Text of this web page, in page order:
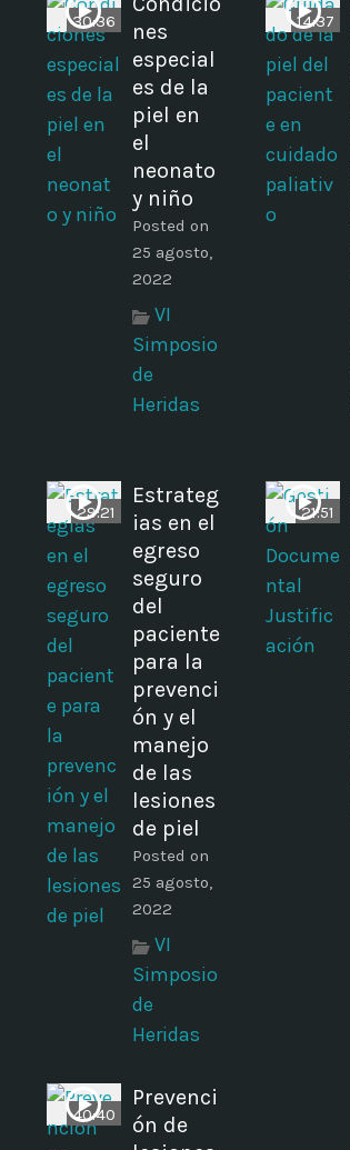
30:36
nes
especial
es de la
piel en
el
neonato
y niño
Posted on
25 agosto,
2022
VI
Simposio
de
Heridas
14:37
29:21
Estrateg
ias en el
egreso
seguro
del
paciente
para la
prevenci
ón y el
manejo
de las
lesiones
de piel
Posted on
25 agosto,
2022
VI
Simposio
de
Heridas
21:51
40:40
Prevenci
ón de